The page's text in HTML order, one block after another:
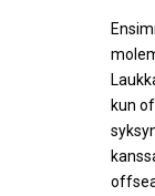
kun